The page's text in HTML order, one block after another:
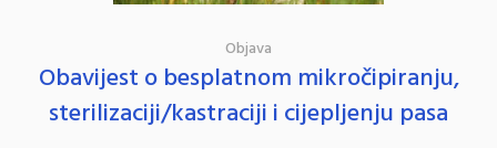
Objava
Obavijest o besplatnom mikročipiranju,
sterilizaciji/kastraciji i cijepljenju pasa